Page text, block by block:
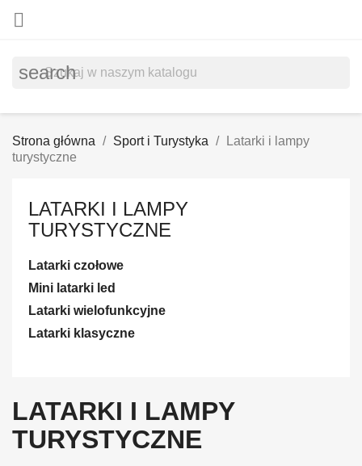

search
Strona główna Sport i Turystyka
Latarki i lampy
turystyczne
LATARKI I LAMPY
TURYSTYCZNE
Latarki czołowe
Mini latarki led
Latarki wielofunkcyjne
Latarki klasyczne
LATARKI I LAMPY
TURYSTYCZNE